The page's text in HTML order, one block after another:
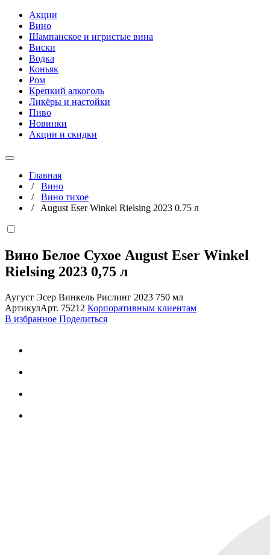
Акции
Вино
Шампанское и игристые вина
Виски
Водка
Коньяк
Ром
Крепкий алкоголь
Ликёры и настойки
Пиво
Новинки
Акции и скидки
Главная
/ Вино
/ Вино тихое
/ August Eser Winkel Rielsing 2023 0.75 л
Вино Белое Сухое August Eser Winkel
Rielsing 2023 0,75 л
Аугуст Эсер Винкель Рислинг 2023 750 мл
АртикулАрт. 75212 Корпоративным клиентам
В избранное Поделиться